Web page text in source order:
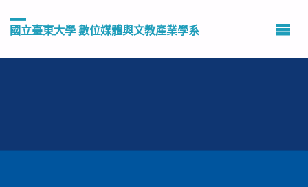
國立臺東大學 數位媒體與文教產業學系